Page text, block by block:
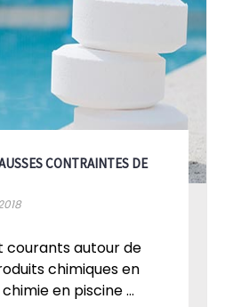
CONTRAINTES DE
courants autour de
chimiques en
en piscine ...